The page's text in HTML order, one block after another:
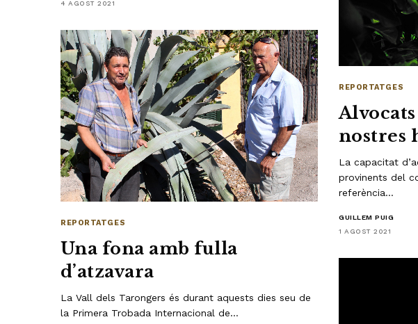
4 AGOST 2021
REPORTATGES
nostres
La capacitat
provinents del
referència…
GUILLEM PUIG
1 AGOST 2021
REPORTATGES
Una fona amb fulla
d’atzavara
La Vall dels Tarongers és durant aquests dies seu de
la Primera Trobada Internacional de…